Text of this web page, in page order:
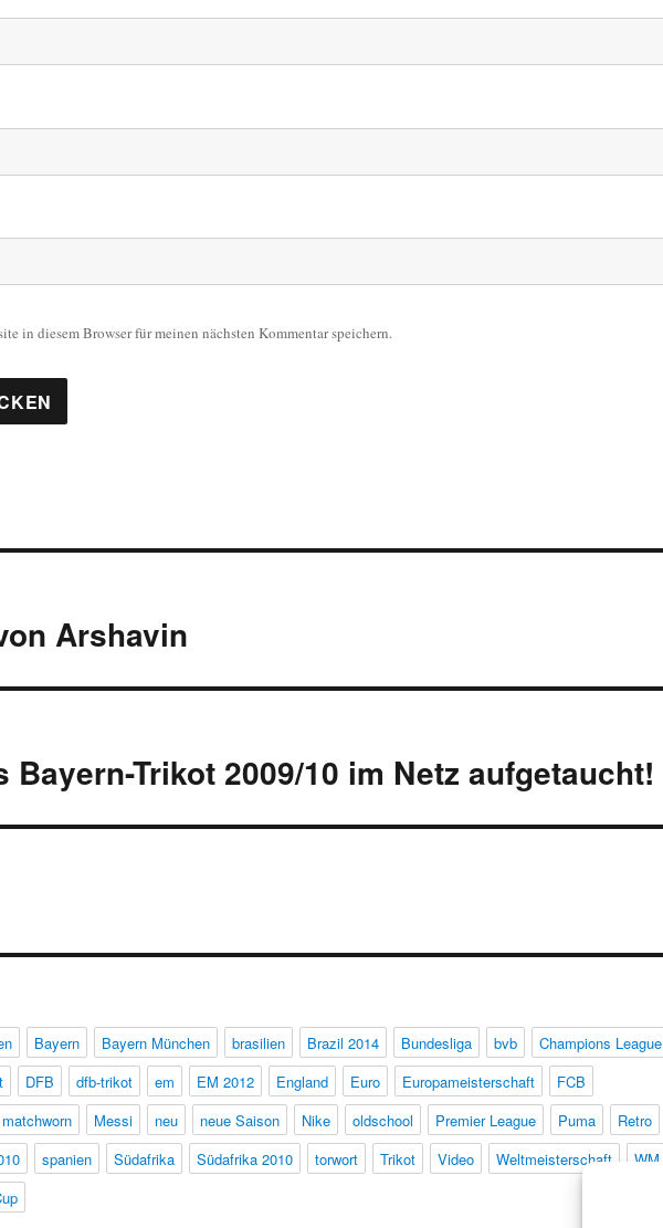
in diesem Browser für meinen nächsten Kommentar speichern.
Arshavin
Bayern-Trikot 2009/10 im Netz aufgetaucht!
Bayern Bayern München brasilien Brazil 2014 Bundesliga bvb
Champions League
DFB dfb-trikot em EM 2012 England Euro Europameisterschaft
FCB
matchworn Messi neu neue Saison Nike oldschool Premier League Puma
Retro
spanien Südafrika Südafrika 2010 torwort Trikot Video Weltmeisterschaft
WM